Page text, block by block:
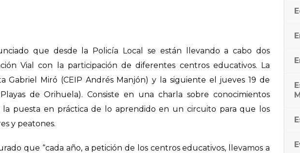
que desde la Policía Local se están llevando a cabo dos
Vial con la participación de diferentes centros educativos. La
Gabriel Miró (CEIP Andrés Manjón) y la siguiente el jueves 19 de
de Orihuela). Consiste en una charla sobre conocimientos
puesta en práctica de lo aprendido en un circuito para que los
y peatones.
que “cada año, a petición de los centros educativos, llevamos a